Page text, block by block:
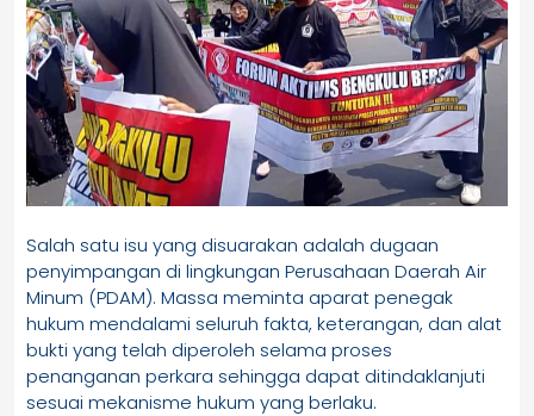
Salah satu isu yang disuarakan adalah dugaan
penyimpangan di lingkungan Perusahaan Daerah Air
Minum (PDAM). Massa meminta aparat penegak
hukum mendalami seluruh fakta, keterangan, dan alat
bukti yang telah diperoleh selama proses
penanganan perkara sehingga dapat ditindaklanjuti
sesuai mekanisme hukum yang berlaku.